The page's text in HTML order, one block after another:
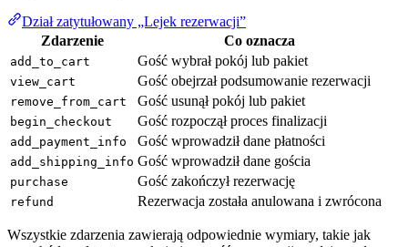
Dział zatytułowany „Lejek rezerwacji”
Zdarzenie
Co oznacza
add_to_cart Gość wybrał pokój lub pakiet
view_cart Gość obejrzał podsumowanie rezerwacji
remove_from_cart Gość usunął pokój lub pakiet
begin_checkout Gość rozpoczął proces finalizacji
add_payment_info Gość wprowadził dane płatności
add_shipping_info Gość wprowadził dane gościa
purchase Gość zakończył rezerwację
refund Rezerwacja została anulowana i zwrócona
Wszystkie zdarzenia zawierają odpowiednie wymiary, takie jak